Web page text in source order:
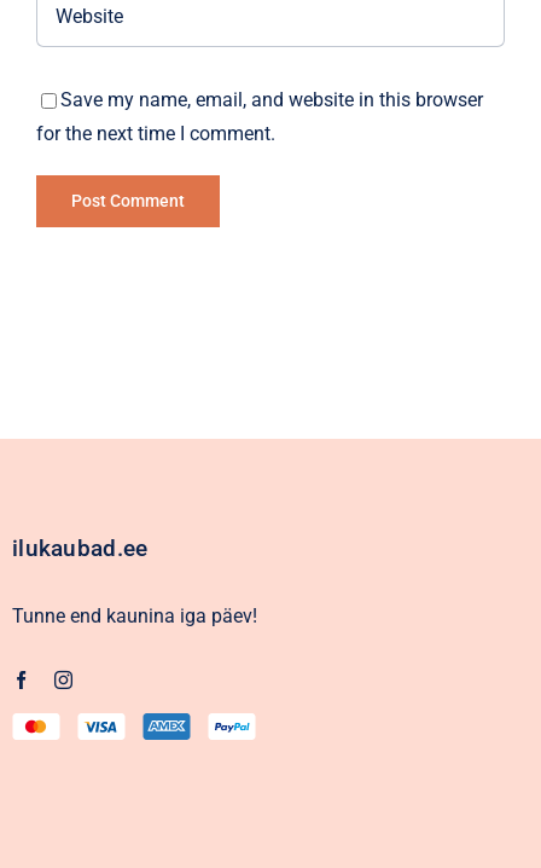
Save my name, email, and website in this browser
for the next time I comment.
ilukaubad.ee
Tunne end kaunina iga päev!